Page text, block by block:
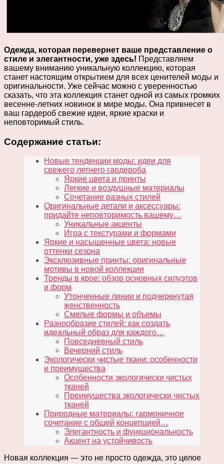
Одежда, которая перевернет ваше представление о
стиле и элегантности, уже здесь! Представляем
вашему вниманию уникальную коллекцию, которая
станет настоящим открытием для всех ценителей моды и
оригинальности. Уже сейчас можно с уверенностью
сказать, что эта коллекция станет одной из самых громких
весенне-летних новинок в мире моды. Она привнесет в
ваш гардероб свежие идеи, яркие краски и
неповторимый стиль.
Содержание статьи:
Новые тенденции моды: идеи для
свежего летнего гардероба
Яркие цвета и принты
Легкие и воздушные материалы
Сочетание разных стилей
Оригинальные детали и аксессуары:
придайте неповторимость вашему…
Уникальные акценты
Игра с текстурами и формами
Яркие и насыщенные цвета: новые
оттенки сезона
Эксклюзивные принты: оригинальные
мотивы в новой коллекции
Тренды в крое: обзор основных силуэтов
и форм
Утонченные линии и подчеркнутая
женственность
Смелые формы и объемы
Разнообразие стилей: как создать
идеальный образ для каждого…
Повседневный стиль
Вечерний стиль
Экологически чистые ткани: особенности
и преимущества
Особенности экологически чистых
тканей
Преимущества экологически чистых
тканей
Природные материалы: гармоничное
сочетание с общей концепцией…
Элегантность и функциональность
Акцент на устойчивость
Новая коллекция — это не просто одежда, это целое